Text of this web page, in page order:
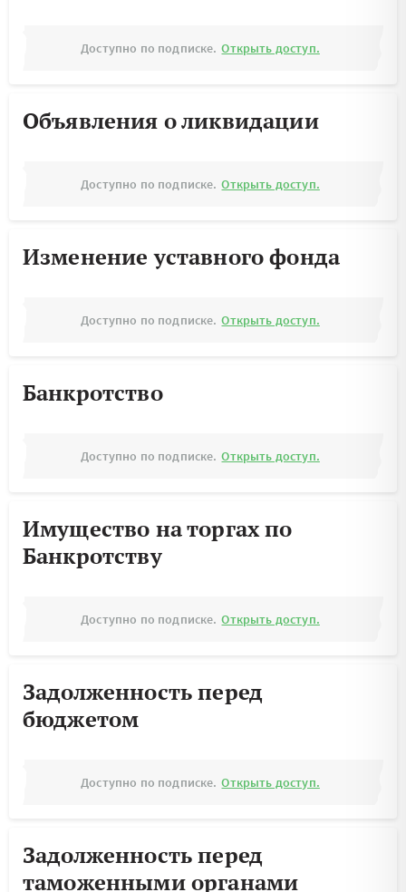
Доступно по подписке. Открыть доступ.
Объявления о ликвидации
Доступно по подписке. Открыть доступ.
Изменение уставного фонда
Доступно по подписке. Открыть доступ.
Банкротство
Доступно по подписке. Открыть доступ.
Имущество на торгах по
Банкротству
Доступно по подписке. Открыть доступ.
Задолженность перед
бюджетом
Доступно по подписке. Открыть доступ.
Задолженность перед
таможенными органами